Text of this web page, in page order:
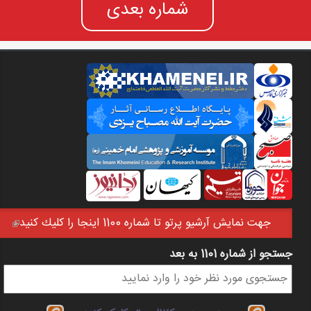
شماره بعدی
جهت نمايش آرشيو پرتو تا شماره 1100 اينجا را كليك كنيد
فرم جستجو
جستجو از شماره 1101 به بعد